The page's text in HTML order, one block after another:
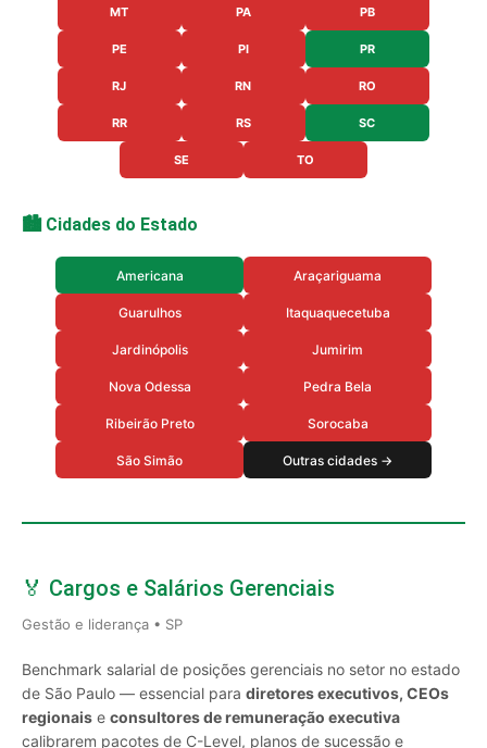
MT PA PB
PE PI PR
RJ RN RO
RR RS SC
SE TO
🏙️ Cidades do Estado
Americana Araçariguama
Guarulhos Itaquaquecetuba
Jardinópolis Jumirim
Nova Odessa Pedra Bela
Ribeirão Preto Sorocaba
São Simão Outras cidades →
🏅 Cargos e Salários Gerenciais
Gestão e liderança • SP
Benchmark salarial de posições gerenciais no setor no estado
de São Paulo — essencial para diretores executivos, CEOs
regionais e consultores de remuneração executiva
calibrarem pacotes de C-Level, planos de sucessão e